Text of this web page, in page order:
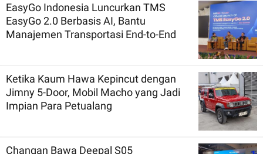
EasyGo Indonesia Luncurkan TMS
EasyGo 2.0 Berbasis AI, Bantu
Manajemen Transportasi End-to-End
Ketika Kaum Hawa Kepincut dengan
Jimny 5-Door, Mobil Macho yang Jadi
Impian Para Petualang
Changan Bawa Deepal S05